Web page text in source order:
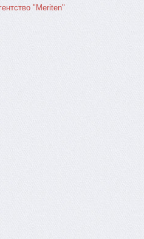
"Meriten"